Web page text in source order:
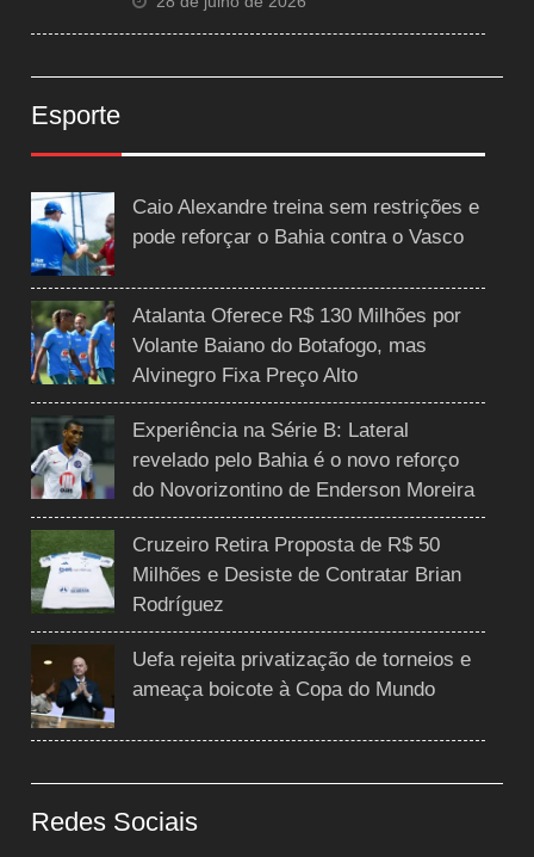
Esporte
Caio Alexandre treina sem restrições e
pode reforçar o Bahia contra o Vasco
Atalanta Oferece R$ 130 Milhões por
Volante Baiano do Botafogo, mas
Alvinegro Fixa Preço Alto
Experiência na Série B: Lateral
revelado pelo Bahia é o novo reforço
do Novorizontino de Enderson Moreira
Cruzeiro Retira Proposta de R$ 50
Milhões e Desiste de Contratar Brian
Rodríguez
Uefa rejeita privatização de torneios e
ameaça boicote à Copa do Mundo
Redes Sociais